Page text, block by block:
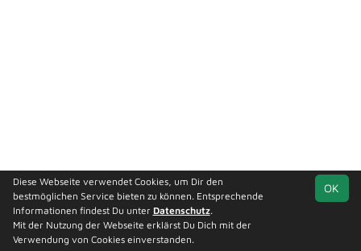
OK
Diese Webseite verwendet Cookies, um Dir den
bestmöglichen Service bieten zu können. Entsprechende
Informationen findest Du unter Datenschutz.
Mit der Nutzung der Webseite erklärst Du Dich mit der
Verwendung von Cookies einverstanden.